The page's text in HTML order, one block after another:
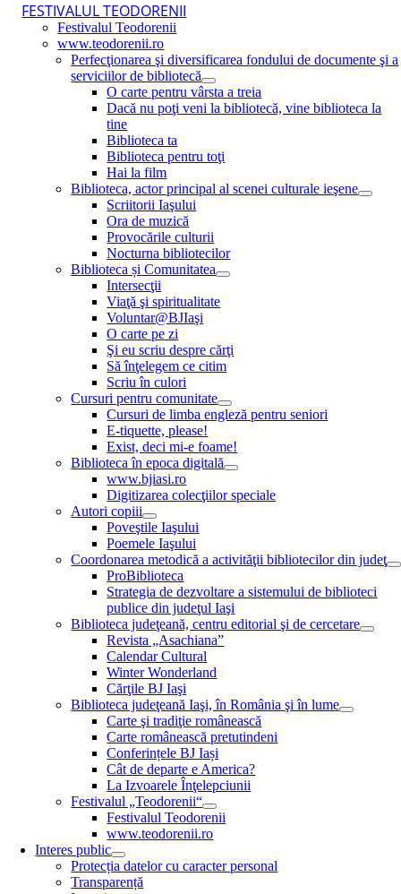
FESTIVALUL TEODORENII
Festivalul Teodorenii
www.teodorenii.ro
Perfecţionarea şi diversificarea fondului de documente şi a
serviciilor de bibliotecă
O carte pentru vârsta a treia
Dacă nu poţi veni la bibliotecă, vine biblioteca la
tine
Biblioteca ta
Biblioteca pentru toţi
Hai la film
Biblioteca, actor principal al scenei culturale ieşene
Scriitorii Iaşului
Ora de muzică
Provocările culturii
Nocturna bibliotecilor
Biblioteca și Comunitatea
Intersecţii
Viaţă şi spiritualitate
Voluntar@BJIaşi
O carte pe zi
Şi eu scriu despre cărţi
Să înţelegem ce citim
Scriu în culori
Cursuri pentru comunitate
Cursuri de limba engleză pentru seniori
E-tiquette, please!
Exist, deci mi-e foame!
Biblioteca în epoca digitală
www.bjiasi.ro
Digitizarea colecţiilor speciale
Autori copiii
Poveştile Iaşului
Poemele Iaşului
Coordonarea metodică a activităţii bibliotecilor din judeţ
ProBiblioteca
Strategia de dezvoltare a sistemului de biblioteci
publice din judeţul Iaşi
Biblioteca judeţeană, centru editorial şi de cercetare
Revista „Asachiana”
Calendar Cultural
Winter Wonderland
Cărţile BJ Iaşi
Biblioteca judeţeană Iaşi, în România şi în lume
Carte şi tradiţie românească
Carte românească pretutindeni
Conferințele BJ Iași
Cât de departe e America?
La Izvoarele Înţelepciunii
Festivalul „Teodorenii“
Festivalul Teodorenii
www.teodorenii.ro
Interes public
Protecția datelor cu caracter personal
Transparență